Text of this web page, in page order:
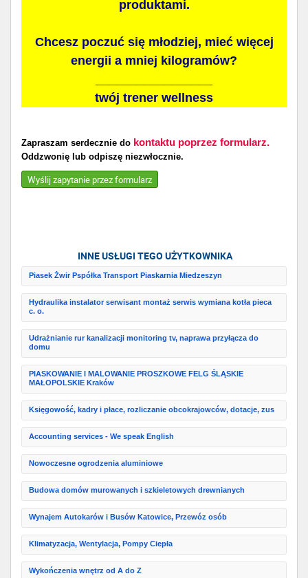
produktami.
Chcesz poczuć się młodziej, mieć więcej
energii a mniej kilogramów?
twój trener wellness
Zapraszam serdecznie do kontaktu poprzez formularz.
Oddzwonię lub odpiszę niezwłocznie.
Wyślij zapytanie przez formularz
INNE USŁUGI TEGO UŻYTKOWNIKA
Piasek Żwir Pspółka Transport Piaskarnia Miedzeszyn
Hydraulika instalator serwisant montaż serwis wymiana kotła pieca
c. o.
Udrażnianie rur kanalizacji monitoring tv, naprawa przyłącza do
domu
PIASKOWANIE I MALOWANIE PROSZKOWE FELG ŚLĄSKIE
MAŁOPOLSKIE Kraków
Księgowość, kadry i płace, rozliczanie obcokrajowców, dotacje, zus
Accounting services - We speak English
Nowoczesne ogrodzenia aluminiowe
Budowa domów murowanych i szkieletowych drewnianych
Wynajem Autokarów i Busów Katowice, Przewóz osób
Klimatyzacja, Wentylacja, Pompy Ciepła
Wykończenia wnętrz od A do Z